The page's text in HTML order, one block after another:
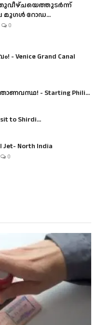
മുഗൾ റോഡ...
0
Grand Canal
- Starting Phili...
to Shirdi...
Jet- North India
0